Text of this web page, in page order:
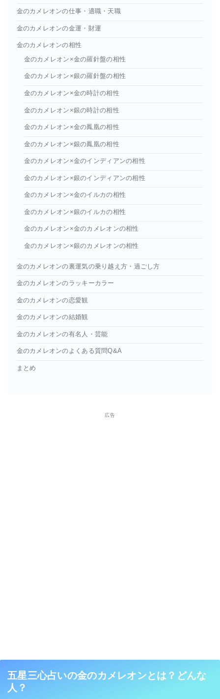
金のカメレオンの仕事・適職・天職
金のカメレオンの金運・財運
金のカメレオンの相性
金のカメレオン×金の羅針盤の相性
金のカメレオン×銀の羅針盤の相性
金のカメレオン×金の時計の相性
金のカメレオン×銀の時計の相性
金のカメレオン×金の鳳凰の相性
金のカメレオン×銀の鳳凰の相性
金のカメレオン×金のインディアンの相性
金のカメレオン×銀のインディアンの相性
金のカメレオン×金のイルカの相性
金のカメレオン×銀のイルカの相性
金のカメレオン×金のカメレオンの相性
金のカメレオン×銀のカメレオンの相性
金のカメレオンの裏運気の乗り越え方・過ごし方
金のカメレオンのラッキーカラー
金のカメレオンの恋愛観
金のカメレオンの結婚観
金のカメレオンの有名人・芸能
金のカメレオンのよくある質問Q&A
まとめ
広告
五星三心占いの金のカメレオンとは？どんな
人？